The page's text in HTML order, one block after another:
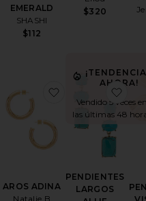
EMERALD
SHASHI
$112
$320
favoritoCOLLAR CON
AROS ADINA
Natalie B
favoritoAROS
AHORA!
Vendido 5 veces en
las últimas 48
PENDIENTES
LARGOS